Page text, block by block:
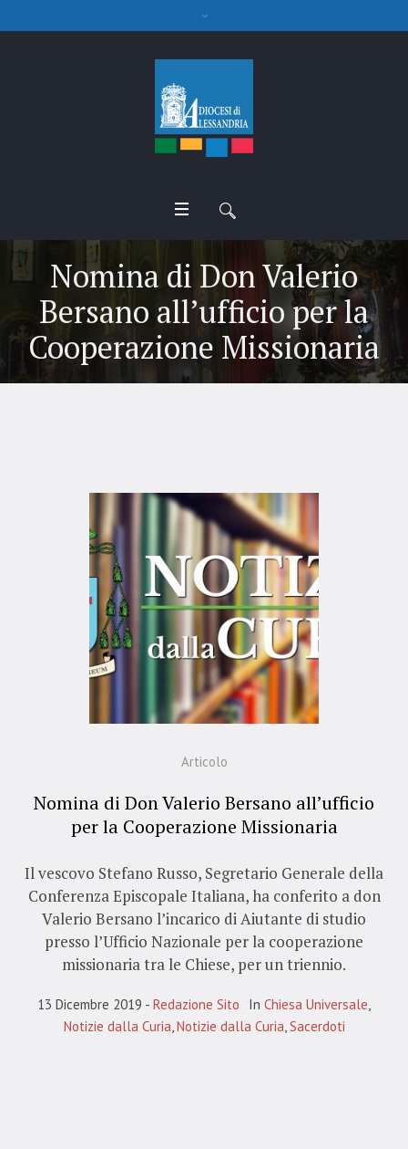
Nomina di Don Valerio
Bersano all’ufficio per la
Cooperazione Missionaria
Articolo
Nomina di Don Valerio Bersano all’ufficio
per la Cooperazione Missionaria
Il vescovo Stefano Russo, Segretario Generale della
Conferenza Episcopale Italiana, ha conferito a don
Valerio Bersano l’incarico di Aiutante di studio
presso l’Ufficio Nazionale per la cooperazione
missionaria tra le Chiese, per un triennio.
13 Dicembre 2019 Redazione Sito In Chiesa Universale
Notizie dalla Curia Notizie dalla Curia Sacerdoti